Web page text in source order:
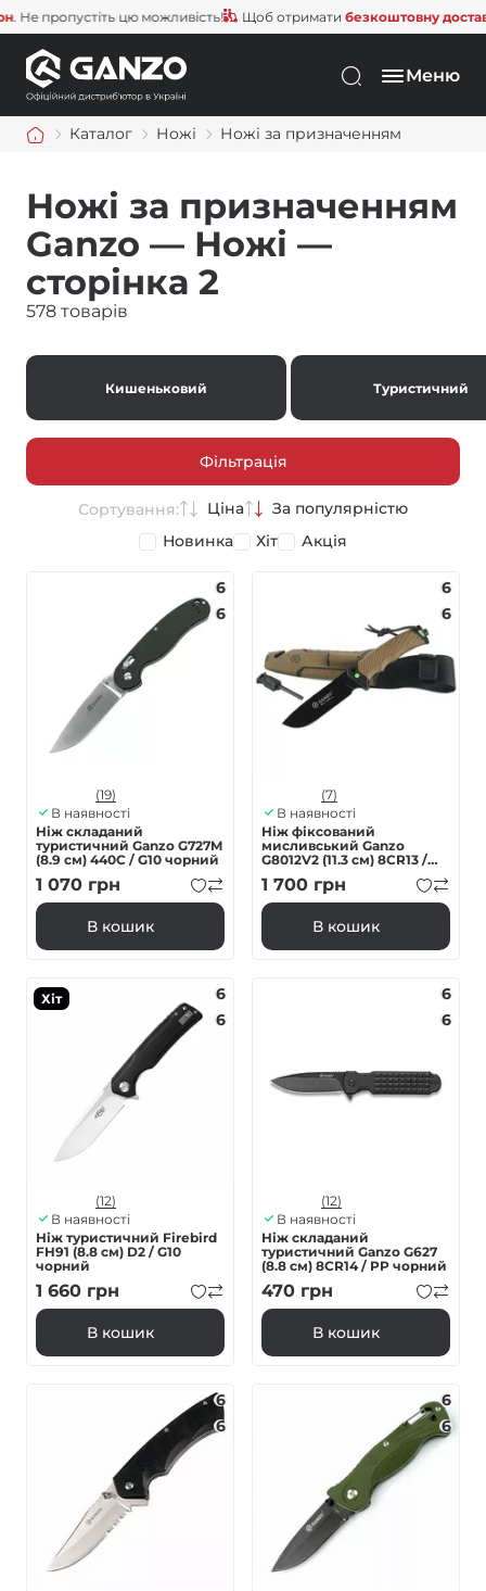
цю можливість! Щоб отриматибезкоштовну доставку,
Меню
Каталог Ножі Ножі за призначенням
Ножі за призначенням
Ganzo — Ножі —
сторінка 2
578 товарів
Кишеньковий Туристичний
Фільтрація
Сортування: Ціна
За популярністю
Новинка
Хіт Акція
6
6
(19)
В наявності
Ніж складаний
туристичний Ganzo G727M
(8.9 см) 440С / G10 чорний
1 070 грн
В кошик
6
6
(7)
В наявності
Ніж фіксований
мисливський Ganzo
G8012V2 (11.3 см) 8CR13 /
ABS коричневий з чохлом
4 в 1
1 700 грн
В кошик
Хіт
6
6
(12)
В наявності
Ніж туристичний Firebird
FH91 (8.8 см) D2 / G10
чорний
1 660 грн
В кошик
6
6
(12)
В наявності
Ніж складаний
туристичний Ganzo G627
(8.8 см) 8CR14 / PP чорний
470 грн
В кошик
6
6
6
6